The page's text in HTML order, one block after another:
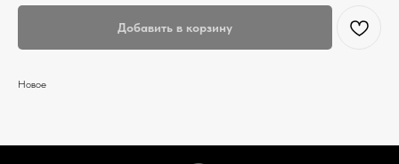
Добавить в корзину
Новое